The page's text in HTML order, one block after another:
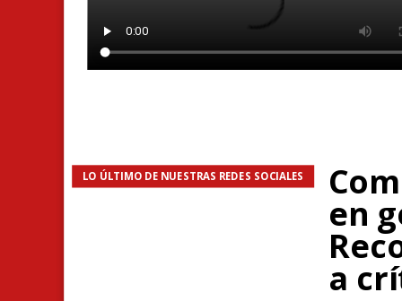
LO ÚLTIMO DE NUESTRAS REDES SOCIALES
en
a